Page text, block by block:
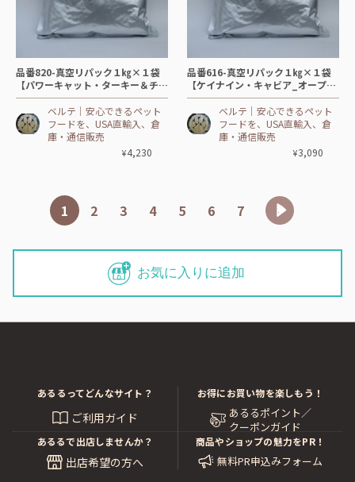
品番820-真空リパック１㎏×１袋
【パワーキャット・ターキー＆チキ
ン-😸CAT】
ベルテ│安心できるペット
フードを、USA直輸入、倉
庫・通信販売
¥4,230
品番616-真空リパック１㎏×１袋
【ケイナイン・キャビア_オープン
スカイ】🦆鴨（ダック）
ベルテ│安心できるペット
フードを、USA直輸入、倉
庫・通信販売
¥3,090
1 2 3 4 5 6 7
お気に入りに追加
あるるってどんなサイト？
ご利用ガイド
お得にお買い物を楽しもう！
あるるポイント／
クーポンガイド
あるるで出店しませんか？
出店希望の方へ
商品やショップの魅力をPR！
無料PR申込みフォーム